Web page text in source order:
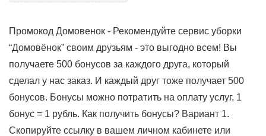
Промокод Домовенок - Рекомендуйте сервис уборки
“Домовёнок” своим друзьям - это выгодно всем! Вы
получаете 500 бонусов за каждого друга, который
сделал у нас заказ. И каждый друг тоже получает 500
бонусов. Бонусы можно потратить на оплату услуг, 1
бонус = 1 рубль. Как получить бонусы? Вариант 1.
Скопируйте ссылку в вашем личном кабинете или